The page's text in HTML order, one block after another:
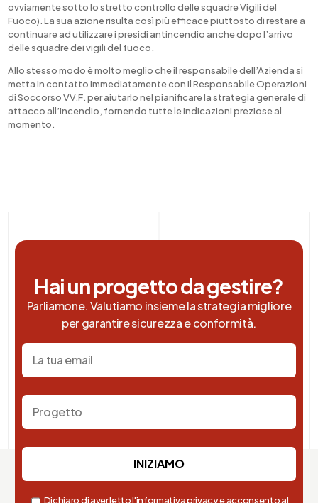
ovviamente sotto lo stretto controllo delle squadre Vigili del
Fuoco). La sua azione risulta così più efficace piuttosto di restare a
continuare ad utilizzare i presidi antincendio anche dopo l’arrivo
delle squadre dei vigili del fuoco.
Allo stesso modo è molto meglio che il responsabile dell’Azienda si
metta in contatto immediatamente con il Responsabile Operazioni
di Soccorso VV.F. per aiutarlo nel pianificare la strategia generale di
attacco all’incendio, fornendo tutte le indicazioni preziose al
momento.
Hai un progetto da gestire?
Parliamone. Valutiamo insieme la strategia migliore
per garantire sicurezza e conformità.
Dichiaro di aver letto l'informativa privacy e acconsento al